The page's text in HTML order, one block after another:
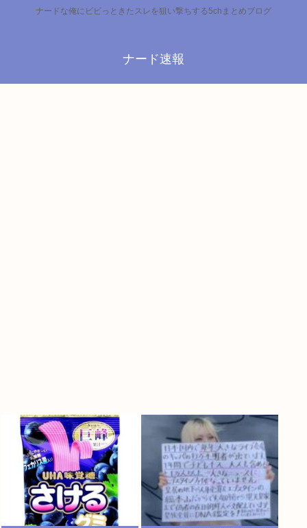
ナードな俺にビビっときたスレを狙い撃ちする5chまとめブログ
ナード速報